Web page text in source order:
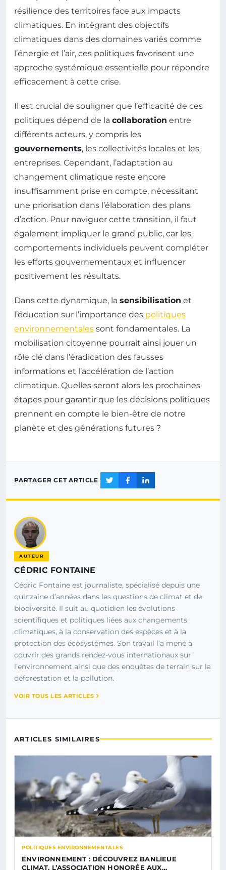
résilience des territoires face aux impacts
climatiques. En intégrant des objectifs
climatiques dans des domaines variés comme
l’énergie et l’air, ces politiques favorisent une
approche systémique essentielle pour répondre
efficacement à cette crise.
Il est crucial de souligner que l’efficacité de ces
politiques dépend de la collaboration entre
différents acteurs, y compris les
gouvernements, les collectivités locales et les
entreprises. Cependant, l’adaptation au
changement climatique reste encore
insuffisamment prise en compte, nécessitant
une priorisation dans l’élaboration des plans
d’action. Pour naviguer cette transition, il faut
également impliquer le grand public, car les
comportements individuels peuvent compléter
les efforts gouvernementaux et influencer
positivement les résultats.
Dans cette dynamique, la sensibilisation et
l’éducation sur l’importance des politiques
environnementales sont fondamentales. La
mobilisation citoyenne pourrait ainsi jouer un
rôle clé dans l’éradication des fausses
informations et l’accélération de l’action
climatique. Quelles seront alors les prochaines
étapes pour garantir que les décisions politiques
prennent en compte le bien-être de notre
planète et des générations futures ?
PARTAGER CET ARTICLE
AUTEUR
CÉDRIC FONTAINE
Cédric Fontaine est journaliste, spécialisé depuis une
quinzaine d’années dans les questions de climat et de
biodiversité. Il suit au quotidien les évolutions
scientifiques et politiques liées aux changements
climatiques, à la conservation des espèces et à la
protection des écosystèmes. Son travail l’a mené à
couvrir des grands rendez-vous internationaux sur
l’environnement ainsi que des enquêtes de terrain sur la
déforestation et la pollution.
VOIR TOUS LES ARTICLES
ARTICLES SIMILAIRES
POLITIQUES ENVIRONNEMENTALES
ENVIRONNEMENT : DÉCOUVREZ BANLIEUE
CLIMAT, L’ASSOCIATION HONORÉE AUX…